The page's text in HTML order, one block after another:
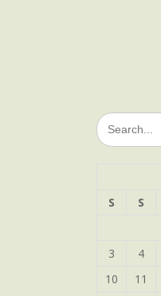
Search
for:
S
S
3
4
10
11